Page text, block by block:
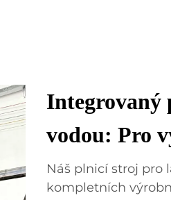
Integrovaný
vodou: Pro
Náš plnicí stroj pro
kompletních